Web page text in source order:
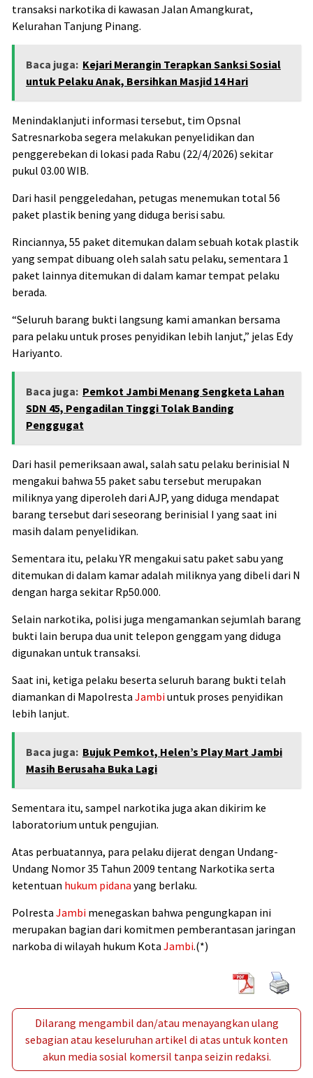
transaksi narkotika di kawasan Jalan Amangkurat,
Kelurahan Tanjung Pinang.
Baca juga: Kejari Merangin Terapkan Sanksi Sosial
untuk Pelaku Anak, Bersihkan Masjid 14 Hari
Menindaklanjuti informasi tersebut, tim Opsnal
Satresnarkoba segera melakukan penyelidikan dan
penggerebekan di lokasi pada Rabu (22/4/2026) sekitar
pukul 03.00 WIB.
Dari hasil penggeledahan, petugas menemukan total 56
paket plastik bening yang diduga berisi sabu.
Rinciannya, 55 paket ditemukan dalam sebuah kotak plastik
yang sempat dibuang oleh salah satu pelaku, sementara 1
paket lainnya ditemukan di dalam kamar tempat pelaku
berada.
“Seluruh barang bukti langsung kami amankan bersama
para pelaku untuk proses penyidikan lebih lanjut,” jelas Edy
Hariyanto.
Baca juga: Pemkot Jambi Menang Sengketa Lahan
SDN 45, Pengadilan Tinggi Tolak Banding
Penggugat
Dari hasil pemeriksaan awal, salah satu pelaku berinisial N
mengakui bahwa 55 paket sabu tersebut merupakan
miliknya yang diperoleh dari AJP, yang diduga mendapat
barang tersebut dari seseorang berinisial I yang saat ini
masih dalam penyelidikan.
Sementara itu, pelaku YR mengakui satu paket sabu yang
ditemukan di dalam kamar adalah miliknya yang dibeli dari N
dengan harga sekitar Rp50.000.
Selain narkotika, polisi juga mengamankan sejumlah barang
bukti lain berupa dua unit telepon genggam yang diduga
digunakan untuk transaksi.
Saat ini, ketiga pelaku beserta seluruh barang bukti telah
diamankan di Mapolresta Jambiuntuk proses penyidikan
lebih lanjut.
Baca juga: Bujuk Pemkot, Helen’s Play Mart Jambi
Masih Berusaha Buka Lagi
Sementara itu, sampel narkotika juga akan dikirim ke
laboratorium untuk pengujian.
Atas perbuatannya, para pelaku dijerat dengan Undang-
Undang Nomor 35 Tahun 2009 tentang Narkotika serta
ketentuan hukum pidana yang berlaku.
Polresta Jambi menegaskan bahwa pengungkapan ini
merupakan bagian dari komitmen pemberantasan jaringan
narkoba di wilayah hukum Kota Jambi.(*)
Dilarang mengambil dan/atau menayangkan ulang
sebagian atau keseluruhan artikel di atas untuk konten
akun media sosial komersil tanpa seizin redaksi.